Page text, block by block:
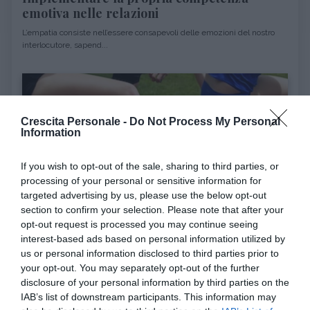
Crescita Personale - Do Not Process My Personal
Information
If you wish to opt-out of the sale, sharing to third parties, or
processing of your personal or sensitive information for
targeted advertising by us, please use the below opt-out
section to confirm your selection. Please note that after your
opt-out request is processed you may continue seeing
interest-based ads based on personal information utilized by
us or personal information disclosed to third parties prior to
your opt-out. You may separately opt-out of the further
disclosure of your personal information by third parties on the
IAB’s list of downstream participants. This information may
emotiva nelle relazioni
L’empatia consiste nell’essere consapevoli delle emozioni del nostro
interlocutore, sapend...
CRESCITA PERSONALE PSICOLOGIA
Sport e motivazione: costanza nell'attività
fisica
L’attività sportiva sarà fonte di soddisfazione tanto più saprà soddisfare